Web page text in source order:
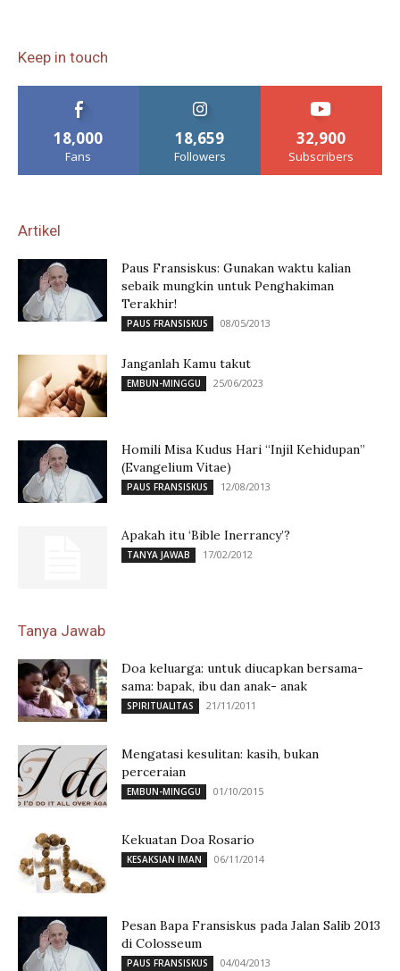
Keep in touch
18,000
Fans
18,659
Followers
32,900
Subscribers
Artikel
Paus Fransiskus: Gunakan waktu kalian
sebaik mungkin untuk Penghakiman
Terakhir!
PAUS FRANSISKUS 08/05/2013
Janganlah Kamu takut
EMBUN-MINGGU 25/06/2023
Homili Misa Kudus Hari “Injil Kehidupan”
(Evangelium Vitae)
PAUS FRANSISKUS 12/08/2013
Apakah itu ‘Bible Inerrancy’?
TANYA JAWAB 17/02/2012
Tanya Jawab
Doa keluarga: untuk diucapkan bersama-
sama: bapak, ibu dan anak- anak
SPIRITUALITAS 21/11/2011
Mengatasi kesulitan: kasih, bukan
perceraian
EMBUN-MINGGU 01/10/2015
Kekuatan Doa Rosario
KESAKSIAN IMAN 06/11/2014
Pesan Bapa Fransiskus pada Jalan Salib 2013
di Colosseum
PAUS FRANSISKUS 04/04/2013